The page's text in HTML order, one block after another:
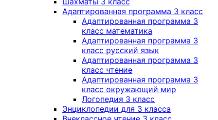
Адаптированная программа 3 класс
Адаптированная программа 3
класс математика
Адаптированная программа 3
класс русский язык
Адаптированная программа 3
класс чтение
Адаптированная программа 3
класс окружающий мир
Логопедия 3 класс
Энциклопедии для 3 класса